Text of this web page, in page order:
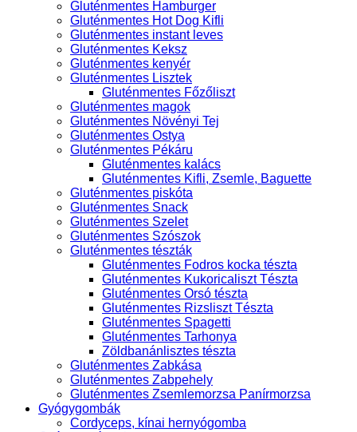
Gluténmentes Hamburger
Gluténmentes Hot Dog Kifli
Gluténmentes instant leves
Gluténmentes Keksz
Gluténmentes kenyér
Gluténmentes Lisztek
Gluténmentes Főzőliszt
Gluténmentes magok
Gluténmentes Növényi Tej
Gluténmentes Ostya
Gluténmentes Pékáru
Gluténmentes kalács
Gluténmentes Kifli, Zsemle, Baguette
Gluténmentes piskóta
Gluténmentes Snack
Gluténmentes Szelet
Gluténmentes Szószok
Gluténmentes tészták
Gluténmentes Fodros kocka tészta
Gluténmentes Kukoricaliszt Tészta
Gluténmentes Orsó tészta
Gluténmentes Rizsliszt Tészta
Gluténmentes Spagetti
Gluténmentes Tarhonya
Zöldbanánlisztes tészta
Gluténmentes Zabkása
Gluténmentes Zabpehely
Gluténmentes Zsemlemorzsa Panírmorzsa
Gyógygombák
Cordyceps, kínai hernyógomba